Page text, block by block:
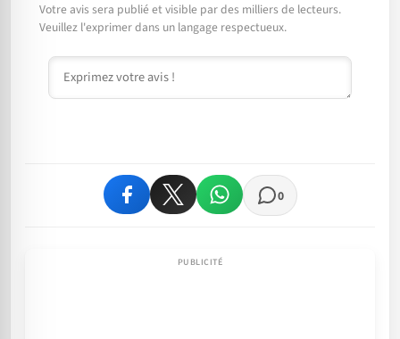
Votre avis sera publié et visible par des milliers de lecteurs.
Veuillez l'exprimer dans un langage respectueux.
Commentaire
0